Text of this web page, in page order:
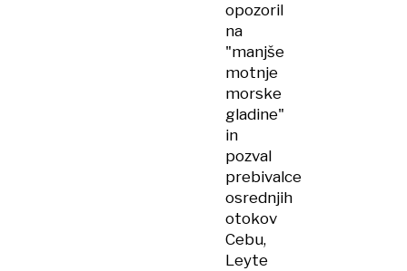
opozoril
na
"manjše
motnje
morske
gladine"
in
pozval
prebivalce
osrednjih
otokov
Cebu,
Leyte